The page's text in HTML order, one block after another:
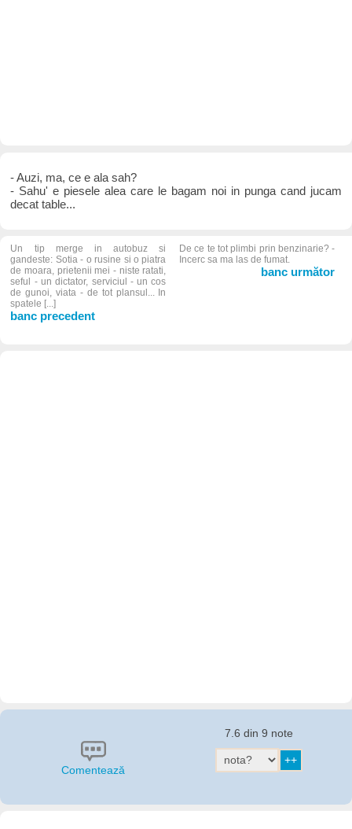
- Auzi, ma, ce e ala sah?
- Sahu' e piesele alea care le bagam noi in punga cand jucam
decat table...
Un tip merge in autobuz si
gandeste: Sotia - o rusine si o piatra
de moara, prietenii mei - niste ratati,
seful - un dictator, serviciul - un cos
de gunoi, viata - de tot plansul... In
spatele [...]
banc precedent
De ce te tot plimbi prin benzinarie? -
Incerc sa ma las de fumat.
banc următor
Comentează
7.6 din 9 note